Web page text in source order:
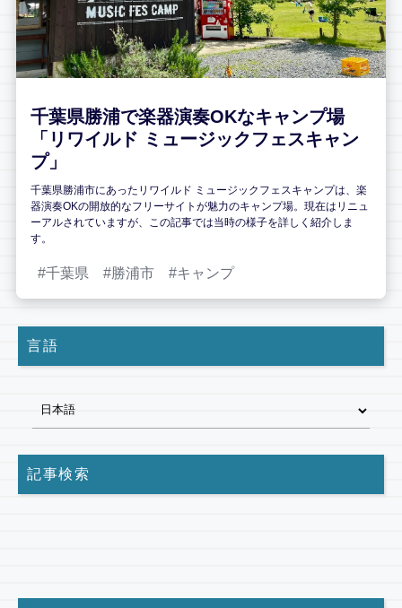
千葉県勝浦で楽器演奏OKなキャンプ場
「リワイルド ミュージックフェスキャン
プ」
千葉県勝浦市にあったリワイルド ミュージックフェスキャンプは、楽
器演奏OKの開放的なフリーサイトが魅力のキャンプ場。現在はリニュ
ーアルされていますが、この記事では当時の様子を詳しく紹介しま
す。
千葉県 勝浦市 キャンプ
言語
記事検索